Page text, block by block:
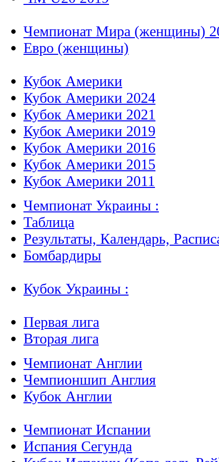
Чемпионат Мира (женщины)
Евро (женщины)
Кубок Америки
Кубок Америки 2024
Кубок Америки 2021
Кубок Америки 2019
Кубок Америки 2016
Кубок Америки 2015
Кубок Америки 2011
Чемпионат Украины :
Таблица
Результаты, Календарь,
Бомбардиры
Кубок Украины :
Первая лига
Вторая лига
Чемпионат Англии
Чемпионшип Англия
Кубок Англии
Чемпионат Испании
Испания Сегунда